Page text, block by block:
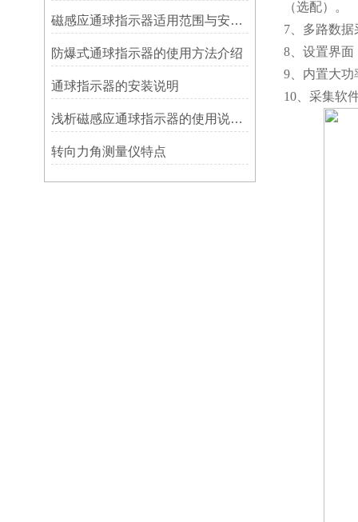
磁感应通球指示器适用范围与安装方法
防爆式通球指示器的使用方法介绍
​通球指示器的安装说明
浅析磁感应通球指示器的使用说明及特点
转向力角测量仪特点
（选配）。
7、多路数
8、设置界面
9、内置大
10、采集软